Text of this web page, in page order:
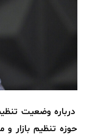
درباره وضعیت
حوزه تنظیم بازار